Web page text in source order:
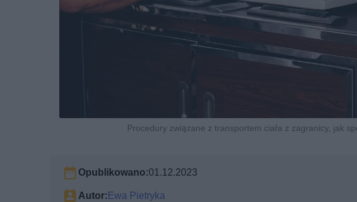
Procedury związane z transportem ciała z zagranicy, jak
Opublikowano:01.12.2023
Autor:Ewa Pietryka